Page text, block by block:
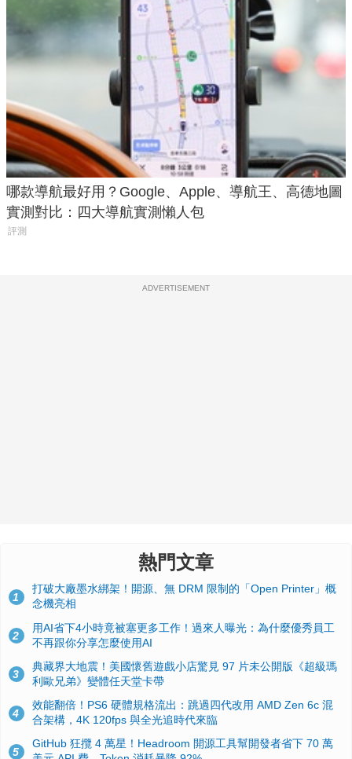
哪款導航最好用？Google、Apple、導航王、高德地圖
實測對比：四大導航實測懶人包
評測
ADVERTISEMENT
熱門文章
1
打破大廠墨水綁架！開源、無 DRM 限制的「Open Printer」概
念機亮相
2
用AI省下4小時竟被塞更多工作！過來人曝光：為什麼優秀員工
不再跟你分享怎麼使用AI
3
典藏界大地震！美國懷舊遊戲小店驚見 97 片未公開版《超級瑪
利歐兄弟》變體任天堂卡帶
4
效能翻倍！PS6 硬體規格流出：跳過四代改用 AMD Zen 6c 混
合架構，4K 120fps 與全光追時代來臨
5
GitHub 狂攬 4 萬星！Headroom 開源工具幫開發者省下 70 萬